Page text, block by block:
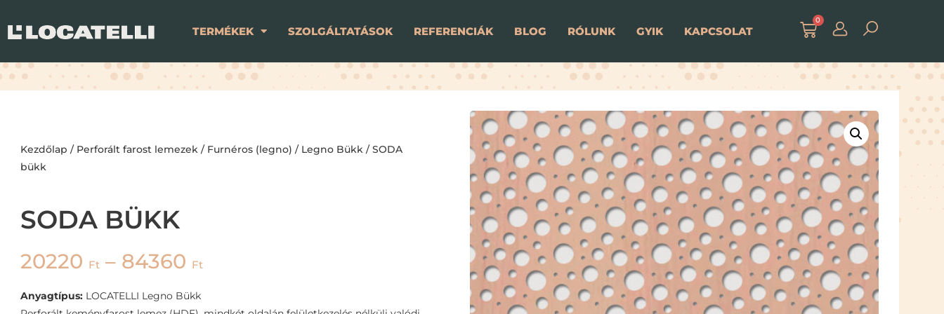
TERMÉKEK SZOLGÁLTATÁSOK REFERENCIÁK BLOG RÓLUNK GYIK KAPCSOLAT
0
Kezdőlap / Perforált farost lemezek/ Furnéros (legno) / Legno Bükk/ SODA
bükk
SODA BÜKK
20220 Ft – 84360 Ft
Anyagtípus:LOCATELLI Legno Bükk